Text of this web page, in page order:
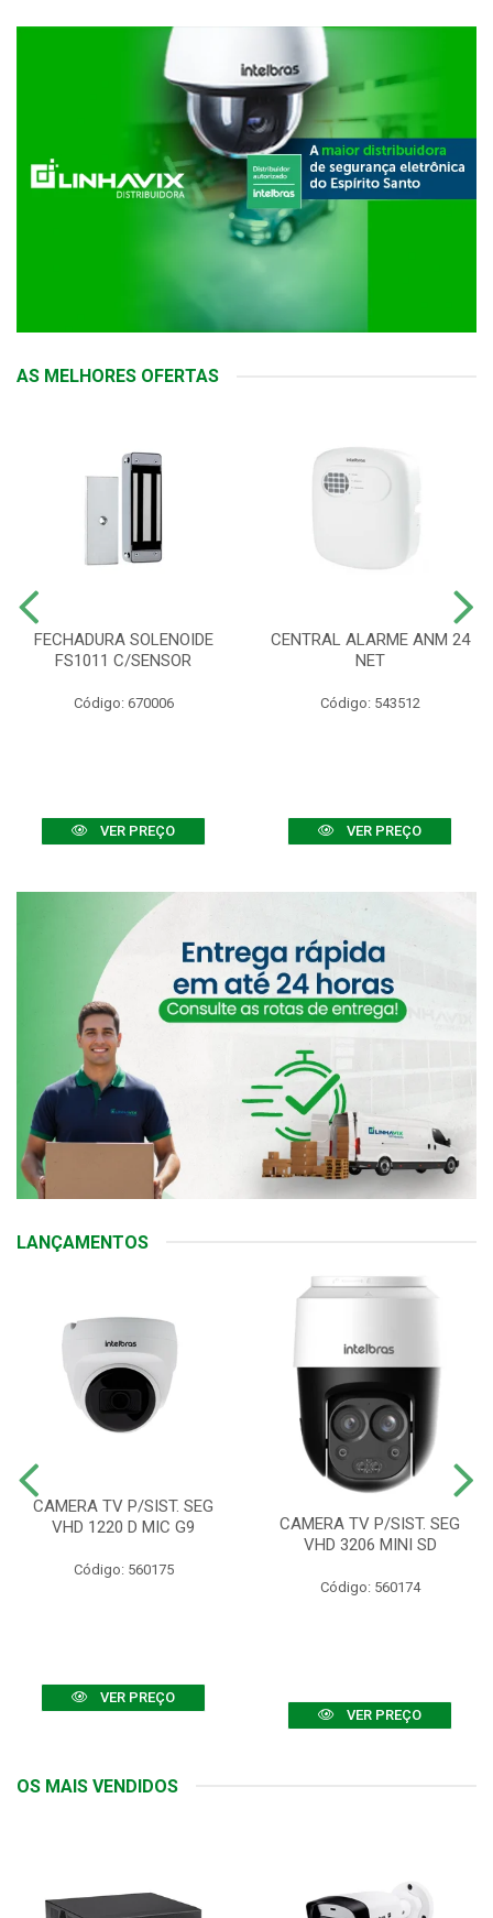
AS MELHORES OFERTAS
FECHADURA SOLENOIDE
FS1011 C/SENSOR
Código: 670006
VER PREÇO
CENTRAL ALARME ANM 24
NET
Código: 543512
VER PREÇO
LANÇAMENTOS
CAMERA TV P/SIST. SEG
VHD 1220 D MIC G9
Código: 560175
VER PREÇO
CAMERA TV P/SIST. SEG
VHD 3206 MINI SD
Código: 560174
VER PREÇO
OS MAIS VENDIDOS